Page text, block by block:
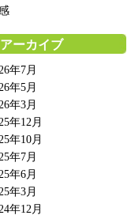
ーカイブ
年7月
年5月
年3月
年12月
年10月
年7月
年6月
年3月
年12月